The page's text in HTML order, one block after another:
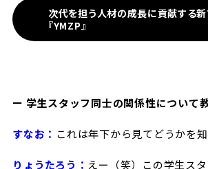
次代を担う人材の成長に貢献する
『YMZP』
ー 学生スタッフ同士の関係性について
すなお： これは年下から見てどうかを知
りょうたろう： えー（笑）この学生ス